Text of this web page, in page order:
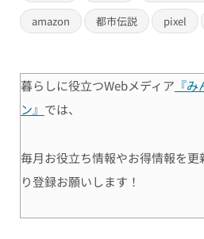
amazon 都市伝説 pixel
暮らしに役立つWebメディア 『
ン』 では、
毎月お役立ち情報やお得情報を更
り登録お願いします！